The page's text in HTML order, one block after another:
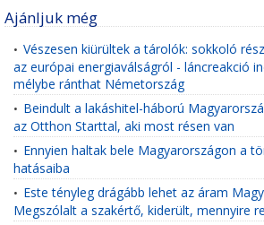
Ajánljuk még
• Vészesen kiürültek a tárolók: sokkoló
az európai energiaválságról - láncreakció
mélybe ránthat Németország
• Beindult a lakáshitel-háború
az Otthon Starttal, aki most résen van
• Ennyien haltak bele Magyarországon a
hatásaiba
• Este tényleg drágább lehet az áram
Megszólalt a szakértő, kiderült, mennyire